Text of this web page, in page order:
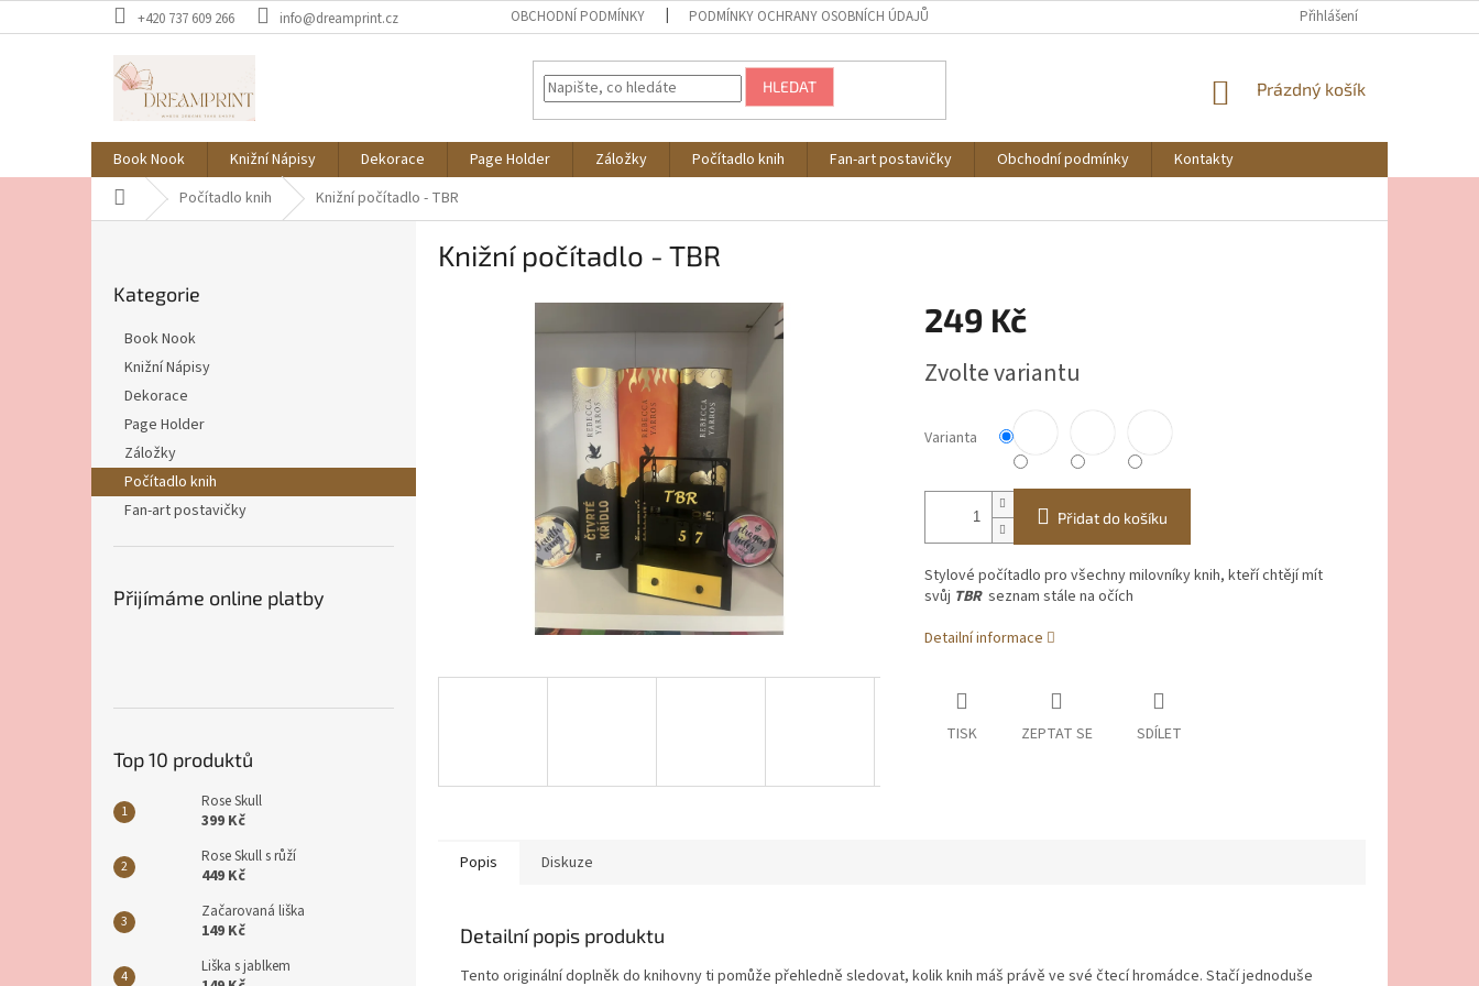
na
+420 737 609 266 info@dreamprint.cz OBCHODNÍ PODMÍNKY PODMÍNKY OCHRANY OSOBNÍCH ÚDAJŮ Přihlášení
HLEDAT
NÁKUPNÍ
Prázdný košík
Book Nook Knižní Nápisy Dekorace Page Holder Záložky Počítadlo knih Fan-art postavičky Obchodní podmínky
Kontakty
Domů Počítadlo knih Knižní počítadlo - TBR
a
n
kategorie
Kategorie
Book Nook
Knižní Nápisy
Dekorace
Page Holder
Záložky
Počítadlo knih
Fan-art postavičky
Přijímáme online platby
Top 10 produktů
Rose Skull
399 Kč
Rose Skull s růží
449 Kč
Začarovaná liška
149 Kč
Liška s jablkem
Knižní počítadlo - TBR
249 Kč
cena:
Zvolte variantu
Varianta
Přidat do košíku
Stylové počítadlo pro všechny milovníky knih, kteří chtějí mít
svůj TBR seznam stále na očích
Detailní informace
TISK ZEPTAT SE SDÍLET
Popis Diskuze
Detailní popis produktu
Tento originální doplněk do knihovny ti pomůže přehledně sledovat, kolik knih máš právě ve své čtecí hromádce. Stačí jednoduše